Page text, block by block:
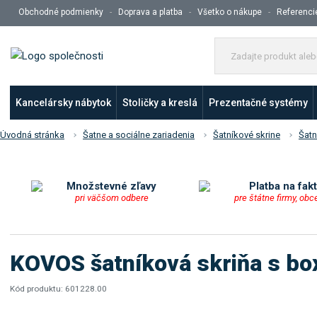
Obchodné podmienky Doprava a platba Všetko o nákupe
Kancelársky nábytok Stoličky a kreslá Prezentačné systémy
Úvodná stránka Šatne a sociálne zariadenia Šatníkové skrine
Množstevné zľavy
pri väčšom odbere
Platba na
pre štátne firmy,
KOVOS šatníková skriňa s
Kód produktu: 601228.00